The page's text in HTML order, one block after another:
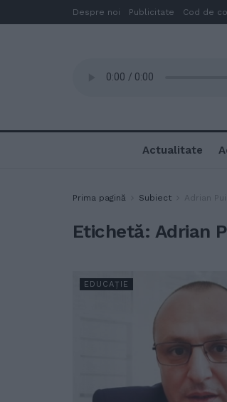
Despre noi Publicitate Cod de
Actualitate
Prima pagină Subiect Adrian Puiu
Etichetă: Adrian
EDUCAȚIE